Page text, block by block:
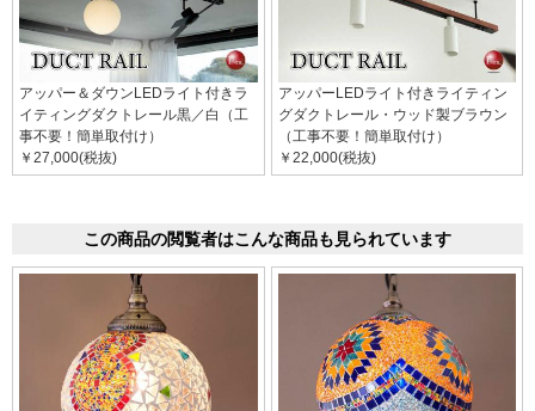
アッパー＆ダウンLEDライト付きラ
イティングダクトレール黒／白（工
事不要！簡単取付け）
￥27,000(税抜)
アッパーLEDライト付きライティン
グダクトレール・ウッド製ブラウン
（工事不要！簡単取付け）
￥22,000(税抜)
この商品の閲覧者はこんな商品も見られています